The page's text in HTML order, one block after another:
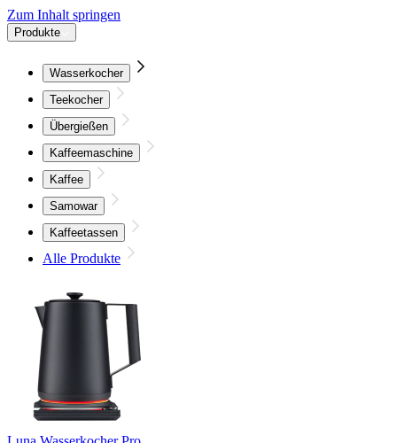
Zum Inhalt springen
Produkte
Wasserkocher
Teekocher
Übergießen
Kaffeemaschine
Kaffee
Samowar
Kaffeetassen
Alle Produkte